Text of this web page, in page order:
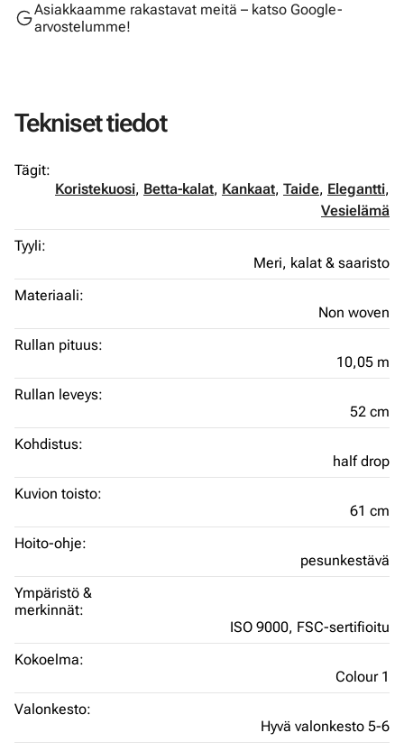
Asiakkaamme rakastavat meitä – katso Google-
arvostelumme!
Tekniset tiedot
Tägit:
Koristekuosi, Betta-kalat, Kankaat, Taide, Elegantti,
Vesielämä
Tyyli:
Meri, kalat & saaristo
Materiaali:
Non woven
Rullan pituus:
10,05 m
Rullan leveys:
52 cm
Kohdistus:
half drop
Kuvion toisto:
61 cm
Hoito-ohje:
pesunkestävä
Ympäristö &
merkinnät:
ISO 9000, FSC-sertifioitu
Kokoelma:
Colour 1
Valonkesto:
Hyvä valonkesto 5-6